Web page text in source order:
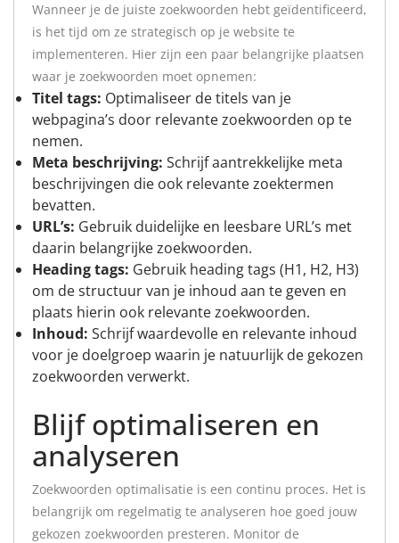
Wanneer je de juiste zoekwoorden hebt geïdentificeerd,
is het tijd om ze strategisch op je website te
implementeren. Hier zijn een paar belangrijke plaatsen
waar je zoekwoorden moet opnemen:
Titel tags: Optimaliseer de titels van je
webpagina’s door relevante zoekwoorden op te
nemen.
Meta beschrijving: Schrijf aantrekkelijke meta
beschrijvingen die ook relevante zoektermen
bevatten.
URL’s: Gebruik duidelijke en leesbare URL’s met
daarin belangrijke zoekwoorden.
Heading tags: Gebruik heading tags (H1, H2, H3)
om de structuur van je inhoud aan te geven en
plaats hierin ook relevante zoekwoorden.
Inhoud: Schrijf waardevolle en relevante inhoud
voor je doelgroep waarin je natuurlijk de gekozen
zoekwoorden verwerkt.
Blijf optimaliseren en
analyseren
Zoekwoorden optimalisatie is een continu proces. Het is
belangrijk om regelmatig te analyseren hoe goed jouw
gekozen zoekwoorden presteren. Monitor de